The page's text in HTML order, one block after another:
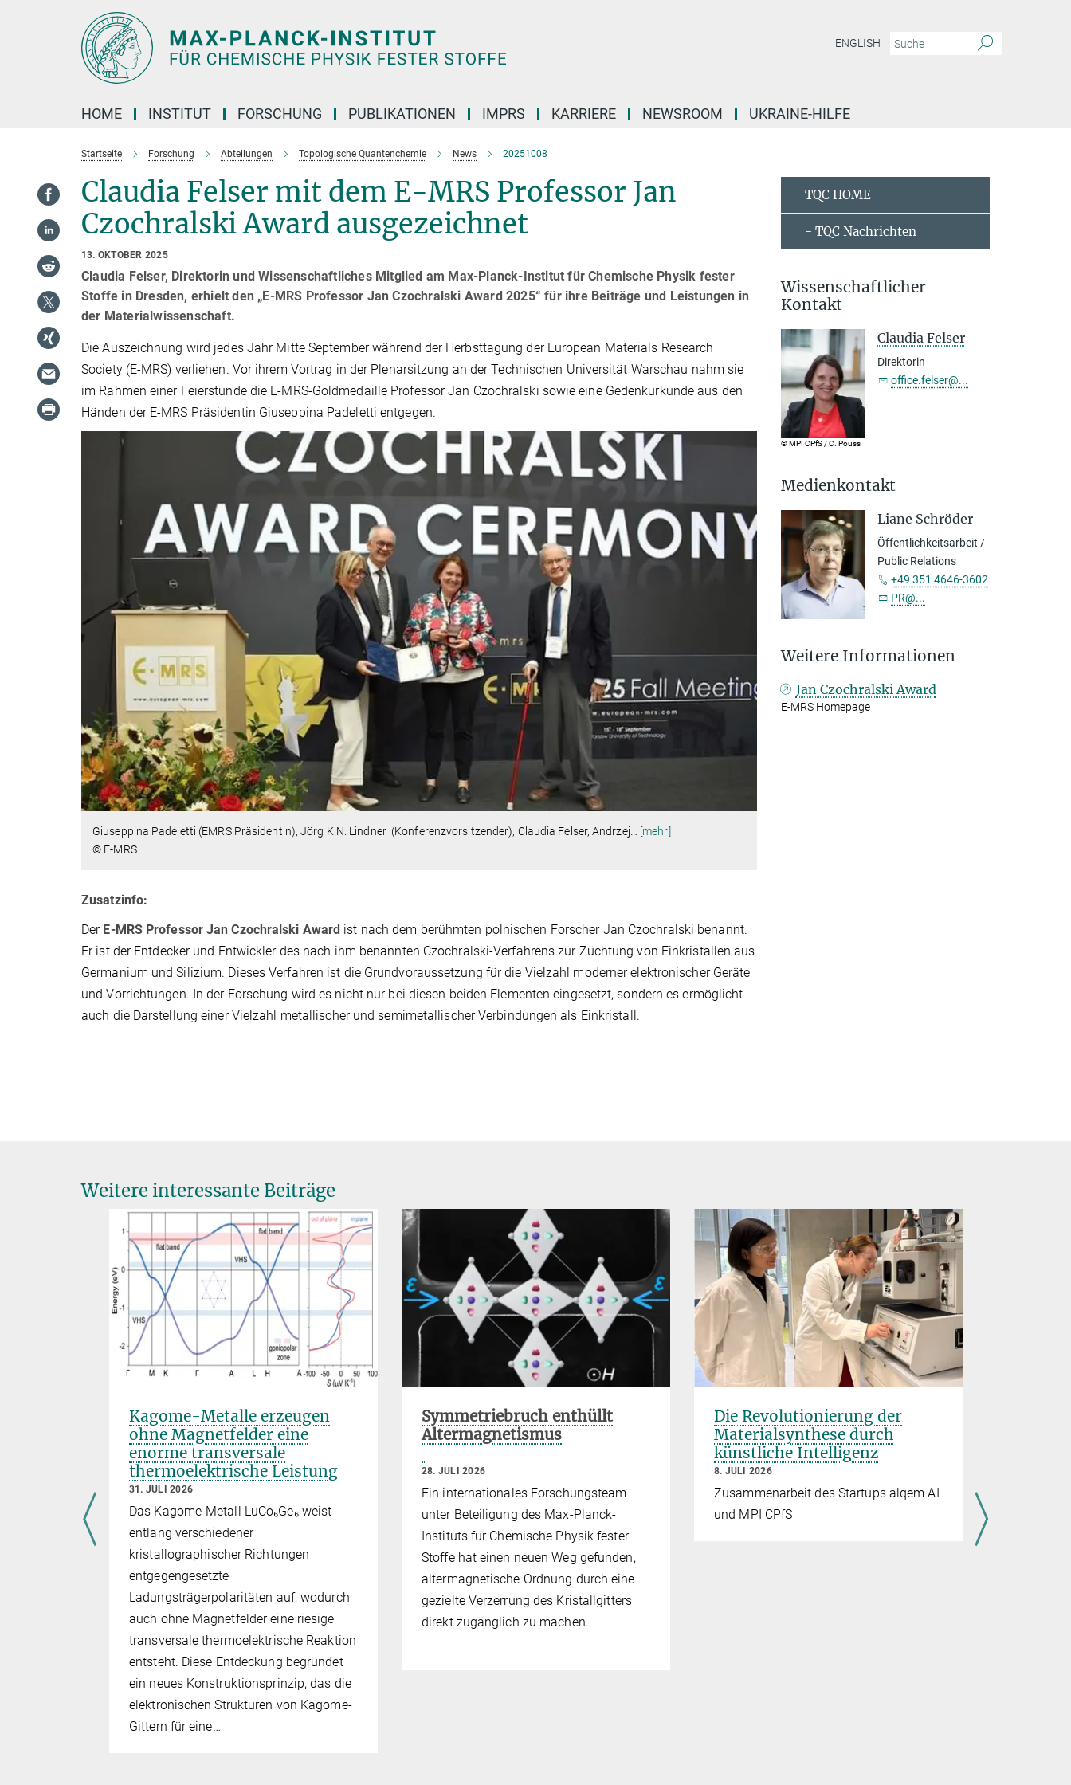
ENGLISH
HOME INSTITUT FORSCHUNG PUBLIKATIONEN IMPRS KARRIERE NEWSROOM UKRAINE-HILFE
Startseite Forschung Abteilungen Topologische Quantenchemie News 20251008
Claudia Felser mit dem E-MRS Professor Jan
Czochralski Award ausgezeichnet
13. OKTOBER 2025
Claudia Felser, Direktorin und Wissenschaftliches Mitglied am Max-Planck-Institut für Chemische Physik fester
Stoffe in Dresden, erhielt den „E-MRS Professor Jan Czochralski Award 2025“ für ihre Beiträge und Leistungen in
der Materialwissenschaft.
Die Auszeichnung wird jedes Jahr Mitte September während der Herbsttagung der European Materials Research
Society (E-MRS) verliehen. Vor ihrem Vortrag in der Plenarsitzung an der Technischen Universität Warschau nahm sie
im Rahmen einer Feierstunde die E-MRS-Goldmedaille Professor Jan Czochralski sowie eine Gedenkurkunde aus den
Händen der E-MRS Präsidentin Giuseppina Padeletti entgegen.
Giuseppina Padeletti (EMRS Präsidentin), Jörg K.N. Lindner (Konferenzvorsitzender), Claudia Felser, Andrzej
[mehr]
© E-MRS
Zusatzinfo:
Der E-MRS Professor Jan Czochralski Award ist nach dem berühmten polnischen Forscher Jan Czochralski benannt.
Er ist der Entdecker und Entwickler des nach ihm benannten Czochralski-Verfahrens zur Züchtung von Einkristallen aus
Germanium und Silizium. Dieses Verfahren ist die Grundvoraussetzung für die Vielzahl moderner elektronischer Geräte
und Vorrichtungen. In der Forschung wird es nicht nur bei diesen beiden Elementen eingesetzt, sondern es ermöglicht
auch die Darstellung einer Vielzahl metallischer und semimetallischer Verbindungen als Einkristall.
TQC HOME
- TQC Nachrichten
Wissenschaftlicher
Kontakt
© MPI CPfS / C. Pouss
Claudia Felser
Direktorin
office.felser@...
Medienkontakt
Liane Schröder
Öffentlichkeitsarbeit /
Public Relations
+49 351 4646-3602
PR@...
Weitere Informationen
Jan Czochralski Award
E-MRS Homepage
Weitere interessante Beiträge
Kagome-Metalle erzeugen
ohne Magnetfelder eine
enorme transversale
thermoelektrische Leistung
31. JULI 2026
Das Kagome-Metall LuCo₆Ge₆ weist
entlang verschiedener
kristallographischer Richtungen
entgegengesetzte
Ladungsträgerpolaritäten auf, wodurch
auch ohne Magnetfelder eine riesige
transversale thermoelektrische Reaktion
entsteht. Diese Entdeckung begründet
ein neues Konstruktionsprinzip, das die
elektronischen Strukturen von Kagome-
Gittern für eine…
Symmetriebruch enthüllt
Altermagnetismus
28. JULI 2026
Ein internationales Forschungsteam
unter Beteiligung des Max-Planck-
Instituts für Chemische Physik fester
Stoffe hat einen neuen Weg gefunden,
altermagnetische Ordnung durch eine
gezielte Verzerrung des Kristallgitters
direkt zugänglich zu machen.
Die Revolutionierung der
Materialsynthese durch
künstliche Intelligenz
8. JULI 2026
Zusammenarbeit des Startups alqem AI
und MPI CPfS